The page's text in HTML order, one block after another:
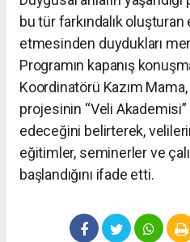
bu tür farkındalık
etmesinden duydukları
Programın kapanış
Koordinatörü Kazım
projesinin “Veli
edeceğini belirterek,
eğitimler, seminerler ve
başlandığını ifade etti.